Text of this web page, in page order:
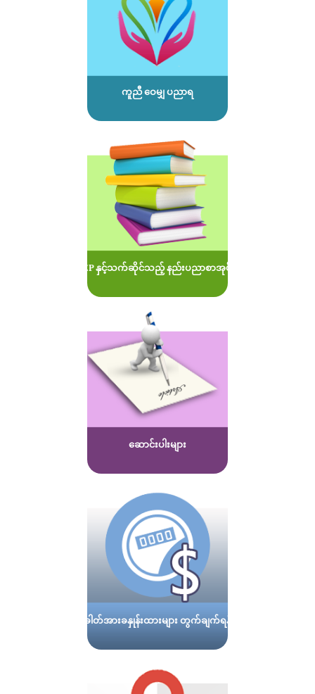
ကူညီ ဝေမျှ ပညာရ
MOEP နှင့်သက်ဆိုင်သည့် နည်းပညာစာအုပ်များ
ဆောင်းပါးများ
ဓါတ်အားခနှုန်းထားများ တွက်ချက်ရန်